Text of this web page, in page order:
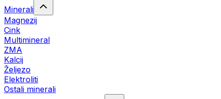
Minerali
Magnezij
Cink
Multimineral
ZMA
Kalcij
Željezo
Elektroliti
Ostali minerali